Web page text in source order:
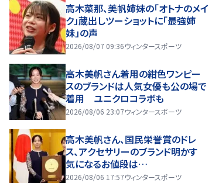
高木菜那、美帆姉妹の「オトナのメイ
ク」蔵出しツーショットに「最強姉
妹」の声
2026/08/07 09:36ウィンタースポーツ
高木美帆さん着用の紺色ワンピー
スのブランドは人気女優も公の場で
着用 ユニクロコラボも
2026/08/06 23:07ウィンタースポーツ
高木美帆さん、国民栄誉賞のドレ
ス、アクセサリーのブランド明かす
気になるお値段は…
2026/08/06 17:57ウィンタースポーツ